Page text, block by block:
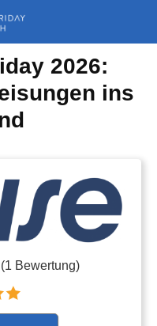
2026:
ins
(1 Bewertung)